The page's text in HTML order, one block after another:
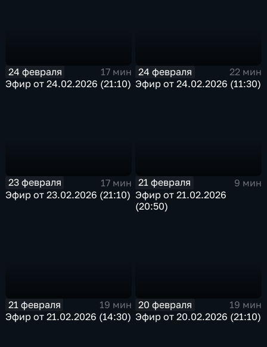
24 февраля
17 мин
Эфир от 24.02.2026 (21:10)
24 февраля
22 мин
Эфир от 24.02.2026 (11:30)
23 февраля
17 мин
Эфир от 23.02.2026 (21:10)
21 февраля
9 мин
Эфир от 21.02.2026
(20:50)
21 февраля
19 мин
Эфир от 21.02.2026 (14:30)
20 февраля
19 мин
Эфир от 20.02.2026 (21:10)